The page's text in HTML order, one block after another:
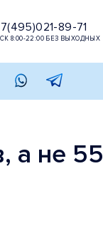
89-71
8:00-22:00 БЕЗ ВЫХОДНЫХ
а не